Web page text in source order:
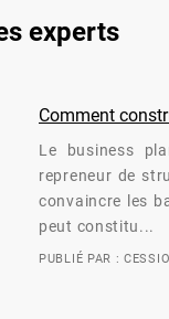
experts
Comment
Le business
repreneur de
convaincre les
peut constitu...
PUBLIÉ PAR :